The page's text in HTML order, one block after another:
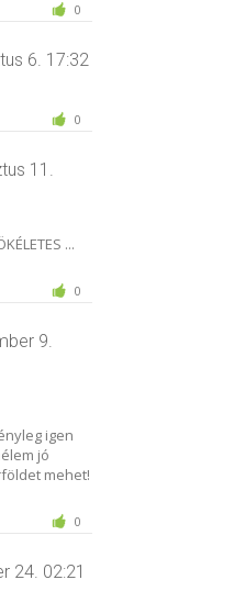
0
6. 17:32
0
11.
...
0
9.
igen
jó
mehet!
0
24. 02:21